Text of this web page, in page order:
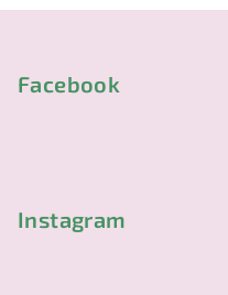
Facebook
Instagram